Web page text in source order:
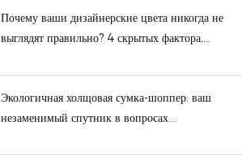
Почему ваши дизайнерские цвета никогда не
выглядят правильно? 4 скрытых фактора,
Экологичная холщовая сумка-шоппер: ваш
незаменимый спутник в вопросах